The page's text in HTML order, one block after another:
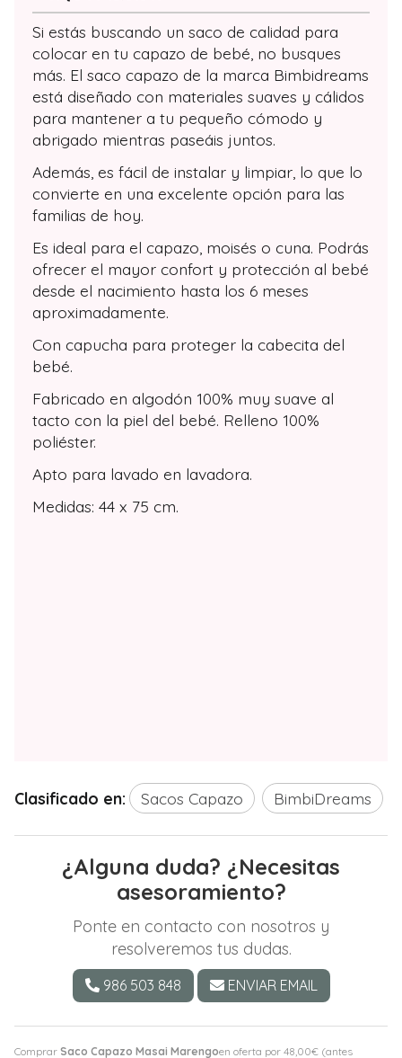
Comprar Saco Capazo Masai Marengoen oferta por 48,00€ (antes
Si estás buscando un saco de calidad para
colocar en tu capazo de bebé, no busques
más. El saco capazo de la marca Bimbidreams
está diseñado con materiales suaves y cálidos
para mantener a tu pequeño cómodo y
abrigado mientras paseáis juntos.
Además, es fácil de instalar y limpiar, lo que lo
convierte en una excelente opción para las
familias de hoy.
Es ideal para el capazo, moisés o cuna. Podrás
ofrecer el mayor confort y protección al bebé
desde el nacimiento hasta los 6 meses
aproximadamente.
Con capucha para proteger la cabecita del
bebé.
Fabricado en algodón 100% muy suave al
tacto con la piel del bebé. Relleno 100%
poliéster.
Apto para lavado en lavadora.
Medidas: 44 x 75 cm.
Clasificado en: Sacos Capazo BimbiDreams
¿Alguna duda? ¿Necesitas
asesoramiento?
Ponte en contacto con nosotros y
resolveremos tus dudas.
986 503 848 ENVIAR EMAIL